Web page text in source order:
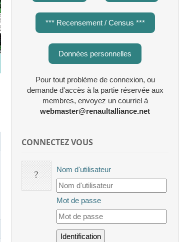
*** Recensement / Census ***
Données personnelles
Pour tout problème de connexion, ou
demande d'accès à la partie réservée aux
membres, envoyez un courriel à
webmaster@renaultalliance.net
CONNECTEZ VOUS
Nom d'utilisateur
Mot de passe